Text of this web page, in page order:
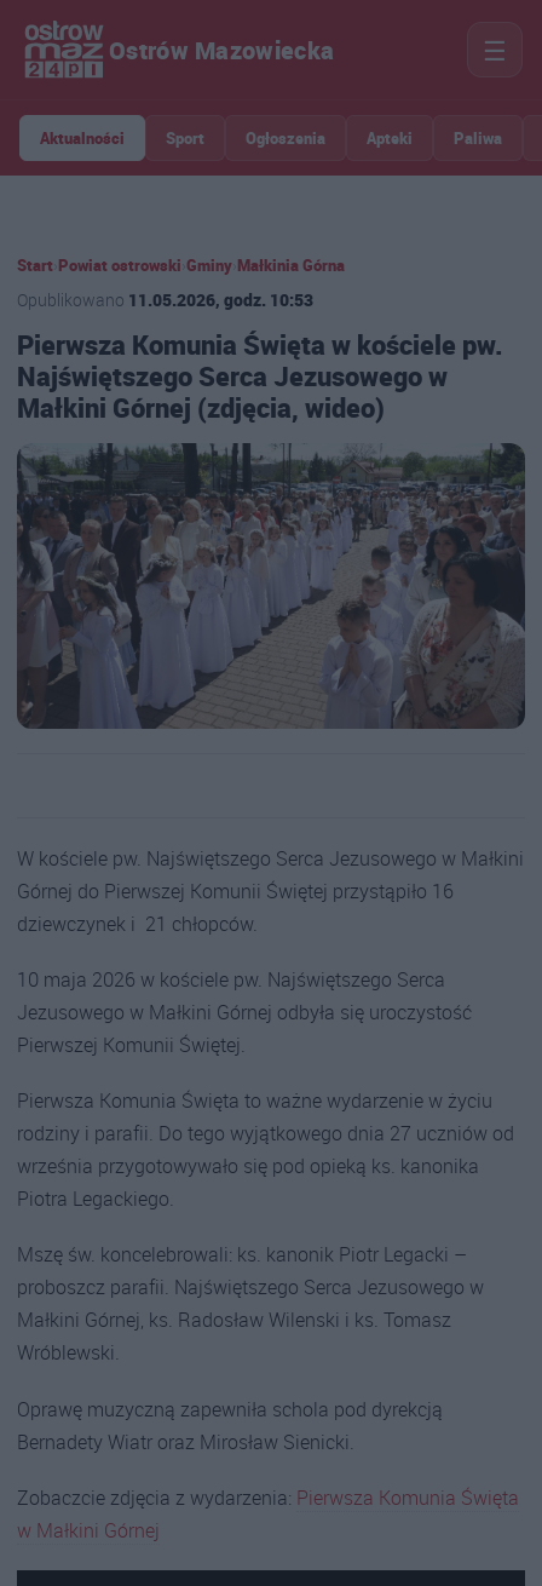
Ostrów Mazowiecka ☰
Aktualności Sport Ogłoszenia Apteki Paliwa
Start Powiat ostrowski Gminy Małkinia Górna
Opublikowano 11.05.2026, godz. 10:53
Pierwsza Komunia Święta w kościele pw.
Najświętszego Serca Jezusowego w
Małkini Górnej (zdjęcia, wideo)
W kościele pw. Najświętszego Serca Jezusowego w Małkini
Górnej do Pierwszej Komunii Świętej przystąpiło 16
dziewczynek i 21 chłopców.
10 maja 2026 w kościele pw. Najświętszego Serca
Jezusowego w Małkini Górnej odbyła się uroczystość
Pierwszej Komunii Świętej.
Pierwsza Komunia Święta to ważne wydarzenie w życiu
rodziny i parafii. Do tego wyjątkowego dnia 27 uczniów od
września przygotowywało się pod opieką ks. kanonika
Piotra Legackiego.
Mszę św. koncelebrowali: ks. kanonik Piotr Legacki –
proboszcz parafii. Najświętszego Serca Jezusowego w
Małkini Górnej, ks. Radosław Wilenski i ks. Tomasz
Wróblewski.
Oprawę muzyczną zapewniła schola pod dyrekcją
Bernadety Wiatr oraz Mirosław Sienicki.
Zobaczcie zdjęcia z wydarzenia: Pierwsza Komunia Święta
w Małkini Górnej